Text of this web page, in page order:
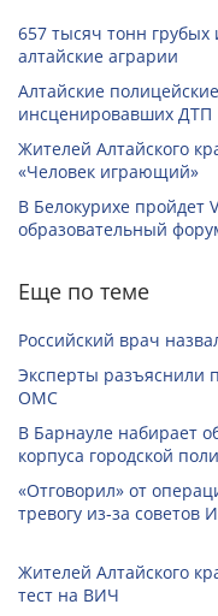
657 тысяч тонн грубых
алтайские аграрии
Алтайские
инсценировавших ДТП
Жителей Алтайского
«Человек играющий»
В Белокурихе пройдет
образовательный
Еще по теме
Российский врач
Эксперты разъяснили
ОМС
В Барнауле набирает
корпуса городской
«Отговорил» от
тревогу из‑за советов
Жителей Алтайского
тест на ВИЧ